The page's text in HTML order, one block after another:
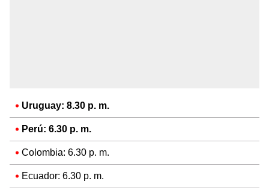
Uruguay: 8.30 p. m.
Perú: 6.30 p. m.
Colombia: 6.30 p. m.
Ecuador: 6.30 p. m.